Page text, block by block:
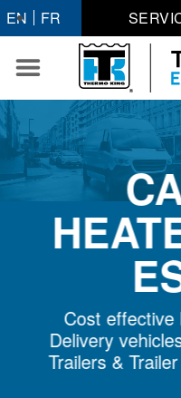
Passer
au
contenu
EN FR
Cost
Delivery
Trailers &